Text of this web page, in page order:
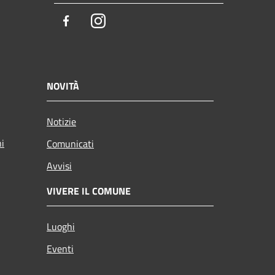
FacebookInstagram
NOVITÀ
Notizie
Comunicati
Avvisi
VIVERE IL COMUNE
Luoghi
Eventi